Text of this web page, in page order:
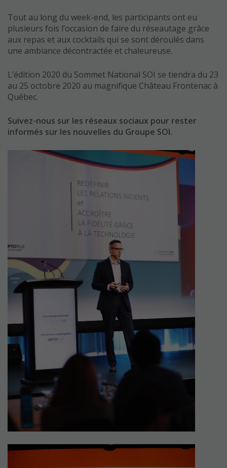
Tout au long du week-end, les participants ont eu
plusieurs fois l’occasion de faire du réseautage grâce
aux repas et aux cocktails qui se sont déroulés dans
une ambiance décontractée et chaleureuse.
L’édition 2020 du Sommet National SOI se tiendra du 23
au 25 octobre 2020 au magnifique Château Frontenac à
Québec.
Suivez-nous sur les réseaux sociaux pour rester
informés sur les nouvelles du Groupe SOI.